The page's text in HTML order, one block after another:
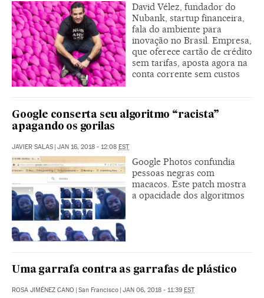
David Vélez, fundador do
Nubank, startup financeira,
fala do ambiente para
inovação no Brasil. Empresa,
que oferece cartão de crédito
sem tarifas, aposta agora na
conta corrente sem custos
Google conserta seu algoritmo “racista”
apagando os gorilas
JAVIER SALAS | JAN 16, 2018 - 12:08 EST
Google Photos confundia
pessoas negras com
macacos. Este patch mostra
a opacidade dos algoritmos
Uma garrafa contra as garrafas de plástico
ROSA JIMÉNEZ CANO | San Francisco | JAN 06, 2018 - 11:39 EST